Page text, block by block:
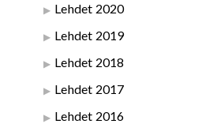
Lehdet 2020
Lehdet 2019
Lehdet 2018
Lehdet 2017
Lehdet 2016